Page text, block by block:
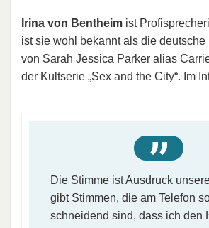
Irina von Bentheim ist
ist sie wohl bekannt als die
von Sarah Jessica Parker alias
der Kultserie „Sex and the City“. Im
Die Stimme ist Ausdruck
gibt Stimmen, die am Telefon
schneidend sind, dass ich den